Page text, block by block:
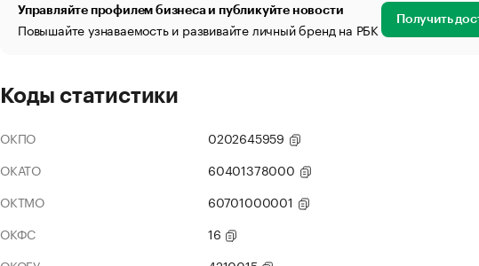
Управляйте профилем бизнеса и публикуйте новости
Повышайте узнаваемость и развивайте личный бренд на РБК Получить
Коды статистики
ОКПО
0202645959
ОКАТО
60401378000
ОКТМО
60701000001
ОКФС
16